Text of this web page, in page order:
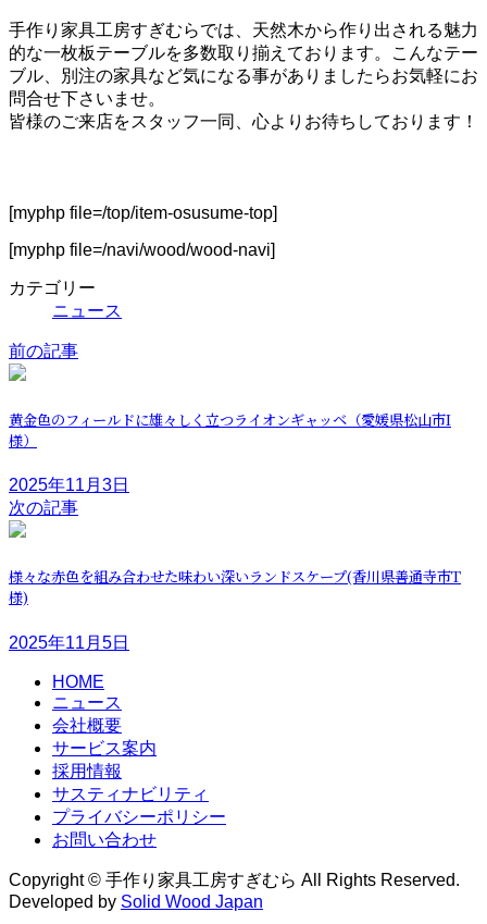
手作り家具工房すぎむらでは、天然木から作り出される魅力
的な一枚板テーブルを多数取り揃えております。こんなテー
ブル、別注の家具など気になる事がありましたらお気軽にお
問合せ下さいませ。
皆様のご来店をスタッフ一同、心よりお待ちしております！
[myphp file=/top/item-osusume-top]
[myphp file=/navi/wood/wood-navi]
カテゴリー
ニュース
前の記事
黄金色のフィールドに雄々しく立つライオンギャッベ（愛媛県松山市I
様）
2025年11月3日
次の記事
様々な赤色を組み合わせた味わい深いランドスケープ(香川県善通寺市T
様)
2025年11月5日
HOME
ニュース
会社概要
サービス案内
採用情報
サスティナビリティ
プライバシーポリシー
お問い合わせ
Copyright © 手作り家具工房すぎむら All Rights Reserved.
Developed by Solid Wood Japan